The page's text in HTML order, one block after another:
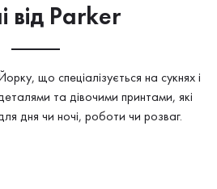
від Parker
що спеціалізується на сукнях і
та дівочими принтами, які
дня чи ночі, роботи чи розваг.